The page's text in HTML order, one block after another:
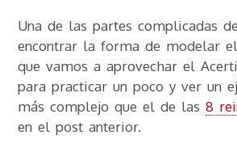
Una de las partes complicadas
encontrar la forma de modelar
que vamos a aprovechar el
para practicar un poco y ver un
más complejo que el de las8
en el post anterior.